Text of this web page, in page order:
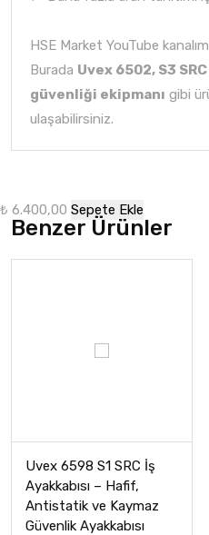
HSE Market YouTube
Burada Uvex 6502, S3
güvenliği ekipmanı gibi
ulaşabilirsiniz.
₺ 6.400,00 Sepete Ekle
Benzer Ürünler
Uvex 6598 S1 SRC İş
Ayakkabısı – Hafif,
Antistatik ve Kaymaz
Güvenlik Ayakkabısı